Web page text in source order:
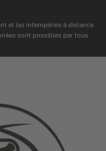
et les intempéries à distance
sont possibles par tous